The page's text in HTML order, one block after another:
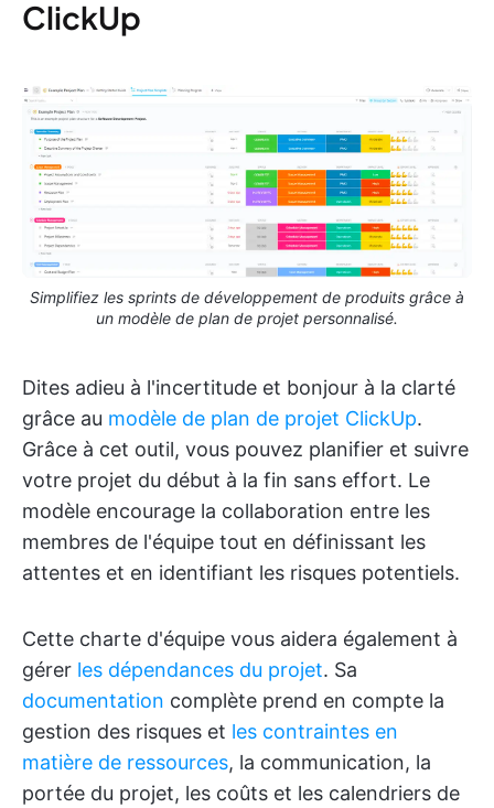
ClickUp
Simplifiez les sprints de développement de produits grâce à
un modèle de plan de projet personnalisé.
Dites adieu à l'incertitude et bonjour à la clarté
grâce au modèle de plan de projet ClickUp.
Grâce à cet outil, vous pouvez planifier et suivre
votre projet du début à la fin sans effort. Le
modèle encourage la collaboration entre les
membres de l'équipe tout en définissant les
attentes et en identifiant les risques potentiels.
Cette charte d'équipe vous aidera également à
gérer les dépendances du projet. Sa
documentation complète prend en compte la
gestion des risques et les contraintes en
matière de ressources, la communication, la
portée du projet, les coûts et les calendriers de